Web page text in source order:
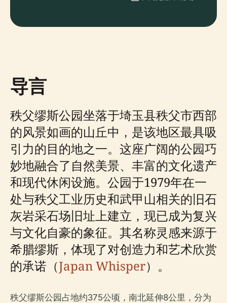
导言
秩父缪斯公园坐落于埼玉县秩父市西部
的风景如画的山丘中，是该地区最具吸
引力的目的地之一。这座广阔的公园巧
妙地融合了自然美景、丰富的文化遗产
和现代休闲设施。公园于1979年在一
处与秩父工业历史和武甲山相关的旧石
灰岩采石场旧址上建立，现已成为复兴
与文化自豪的象征。其名称灵感来源于
希腊缪斯，体现了对创造力和艺术欣赏
的承诺（Japan Whisper）。
秩父缪斯公园占地约375公顷，南北延伸8公里，分为